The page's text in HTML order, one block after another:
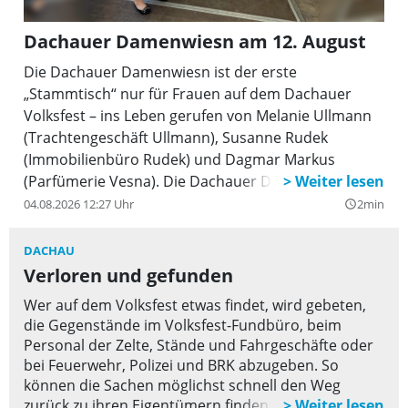
Dachauer Damenwiesn am 12. August
Die Dachauer Damenwiesn ist der erste
„Stammtisch“ nur für Frauen auf dem Dachauer
Volksfest – ins Leben gerufen von Melanie Ullmann
(Trachtengeschäft Ullmann), Susanne Rudek
(Immobilienbüro Rudek) und Dagmar Markus
(Parfümerie Vesna). Die Dachauer Damenwiesn
findet am Mittwoch, 12. August, von 13.30 bis 17.30
Treppe )bereits zum dritten Mal statt und richtet
sich exklusiv an Frauen aus Dachau und dem
Landkreis Dachau. Die Teilnehmerzahl ist begrenzt
auf 75. Dabei werden über Teilnahmegebühren und
Tombola-Erlöse Spenden gesammelt, um Vereine
oder Organisationen in Stadt und Landkreis Dachau
zu unterstützen.
04.08.2026 12:27 Uhr query_builder2min
DACHAU
Verloren und gefunden
Wer auf dem Volksfest etwas findet, wird gebeten,
die Gegenstände im Volksfest-Fundbüro, beim
Personal der Zelte, Stände und Fahrgeschäfte oder
bei Feuerwehr, Polizei und BRK abzugeben. So
können die Sachen möglichst schnell den Weg